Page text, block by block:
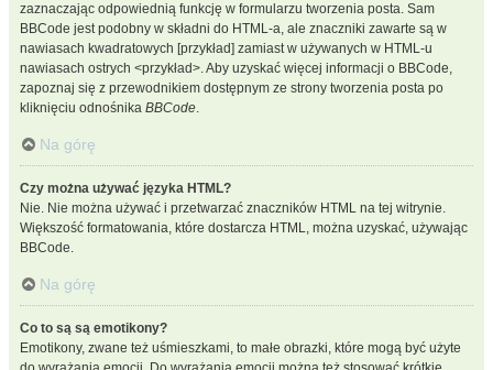
zaznaczając odpowiednią funkcję w formularzu tworzenia posta. Sam
BBCode jest podobny w składni do HTML-a, ale znaczniki zawarte są w
nawiasach kwadratowych [przykład] zamiast w używanych w HTML-u
nawiasach ostrych <przykład>. Aby uzyskać więcej informacji o BBCode,
zapoznaj się z przewodnikiem dostępnym ze strony tworzenia posta po
kliknięciu odnośnika BBCode.
Na górę
Czy można używać języka HTML?
Nie. Nie można używać i przetwarzać znaczników HTML na tej witrynie.
Większość formatowania, które dostarcza HTML, można uzyskać, używając
BBCode.
Na górę
Co to są są emotikony?
Emotikony, zwane też uśmieszkami, to małe obrazki, które mogą być użyte